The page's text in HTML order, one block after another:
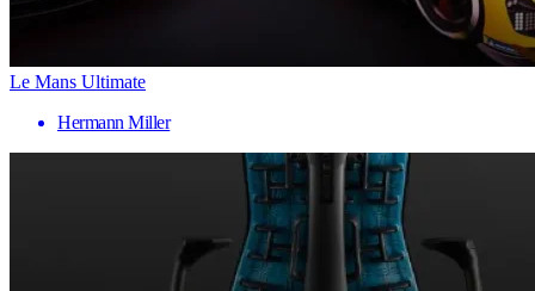
Le Mans Ultimate
Hermann Miller